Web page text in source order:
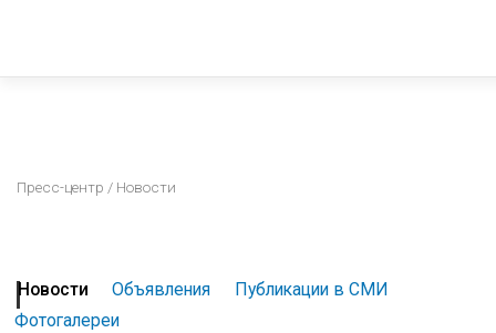
Пресс-центр / Новости
Новости Объявления
Публикации в СМИ
Фотогалереи